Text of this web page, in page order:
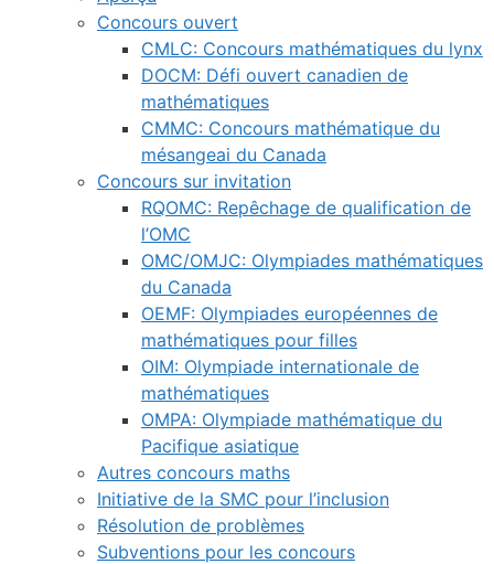
Concours ouvert
CMLC: Concours mathématiques du lynx
DOCM: Défi ouvert canadien de
mathématiques
CMMC: Concours mathématique du
mésangeai du Canada
Concours sur invitation
RQOMC: Repêchage de qualification de
l’OMC
OMC/OMJC: Olympiades mathématiques
du Canada
OEMF: Olympiades européennes de
mathématiques pour filles
OIM: Olympiade internationale de
mathématiques
OMPA: Olympiade mathématique du
Pacifique asiatique
Autres concours maths
Initiative de la SMC pour l’inclusion
Résolution de problèmes
Subventions pour les concours